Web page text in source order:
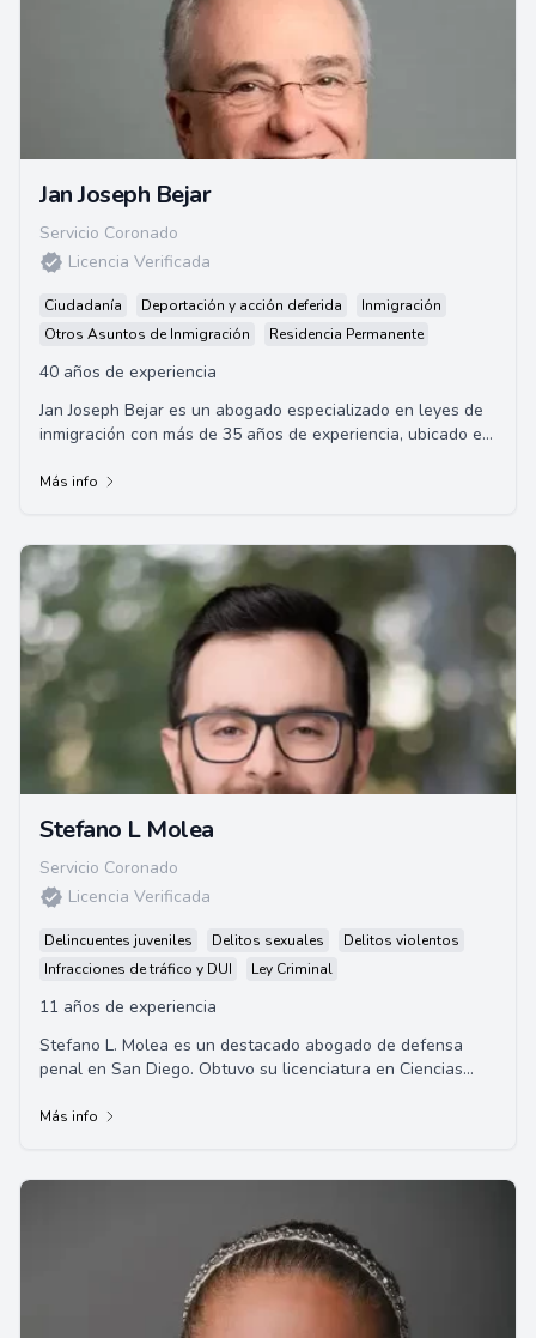
Jan Joseph Bejar
Servicio Coronado
Licencia Verificada
Ciudadanía Deportación y acción deferida
Inmigración
Otros Asuntos de Inmigración
Residencia Permanente
40 años de experiencia
Jan Joseph Bejar es un abogado especializado en leyes de
inmigración con más de 35 años de experiencia, ubicado en
Más info
Stefano L Molea
Servicio Coronado
Licencia Verificada
Delincuentes juveniles Delitos sexuales
Delitos violentos
Infracciones de tráfico y DUI
Ley Criminal
11 años de experiencia
Stefano L. Molea es un destacado abogado de defensa
penal en San Diego. Obtuvo su licenciatura en Ciencias
Más info